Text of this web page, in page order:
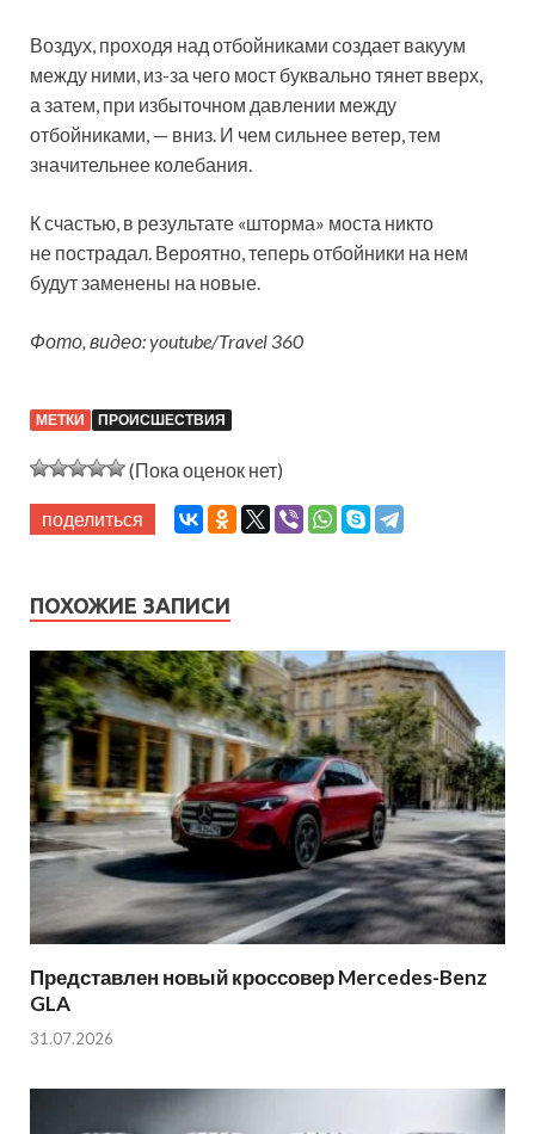
Воздух, проходя над отбойниками создает вакуум
между ними, из-за чего мост буквально тянет вверх,
а затем, при избыточном давлении между
отбойниками, — вниз. И чем сильнее ветер, тем
значительнее колебания.
К счастью, в результате «шторма» моста никто
не пострадал. Вероятно, теперь отбойники на нем
будут заменены на новые.
Фото, видео: youtube/Travel 360
МЕТКИ ПРОИСШЕСТВИЯ
(Пока оценок нет)
поделиться
ПОХОЖИЕ ЗАПИСИ
Представлен новый кроссовер Mercedes-Benz
GLA
31.07.2026